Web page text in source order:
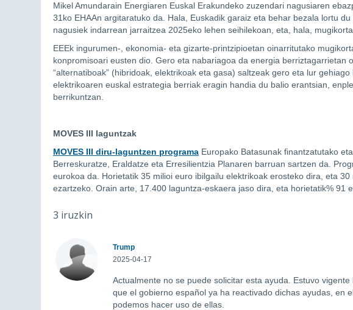
Mikel Amundarain Energiaren Euskal Erakundeko zuzendari nagusiaren
31ko EHAAn argitaratuko da. Hala, Euskadik garaiz eta behar bezala lortu
nagusiek indarrean jarraitzea 2025eko lehen seihilekoan, eta, hala,
EEEk ingurumen-, ekonomia- eta gizarte-printzipioetan oinarritutako
konpromisoari eusten dio. Gero eta nabariagoa da energia berriztagarrietan
“alternatiboak” (hibridoak, elektrikoak eta gasa) saltzeak gero eta lur
elektrikoaren euskal estrategia berriak eragin handia du balio erantsian,
berrikuntzan.
MOVES III laguntzak
MOVES III diru-laguntzen programa Europako Batasunak finantzatutako
Berreskuratze, Eraldatze eta Erresilientzia Planaren barruan sartzen da.
eurokoa da. Horietatik 35 milioi euro ibilgailu elektrikoak erosteko dira, eta
ezartzeko. Orain arte, 17.400 laguntza-eskaera jaso dira, eta horietatik% 91
3 iruzkin
Trump
2025-04-17
Actualmente no se puede solicitar esta ayuda. Estuvo
que el gobierno español ya ha reactivado dichas ayudas, en
podemos hacer uso de ellas.